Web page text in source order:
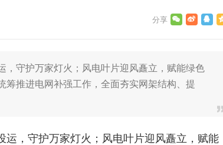
守护万家灯火；风电叶片迎风矗立，赋能绿色
推进电网补强工作，全面夯实网架结构、提
，守护万家灯火；风电叶片迎风矗立，赋能